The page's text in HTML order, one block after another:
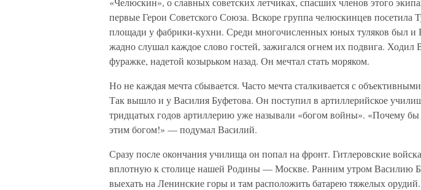
первые Герои Советского Союза. Вскоре группа челюскинцев посетила
площади у фабрики-кухни. Среди многочисленных юных туляков был и
жадно слушал каждое слово гостей, зажигался огнем их подвига. Ходил
фуражке, надетой козырьком назад. Он мечтал стать моряком.
Но не каждая мечта сбывается. Часто мечта сталкивается с
Так вышло и у Василия Буфетова. Он поступил в артиллерийское
тридцатых годов артиллерию уже называли «богом войны». «Почему бы
этим богом!» — подумал Василий.
Сразу после окончания училища он попал на фронт. Гитлеровские
вплотную к столице нашей Родины — Москве. Ранним утром Василию
выехать на Ленинские горы и там расположить батарею тяжелых